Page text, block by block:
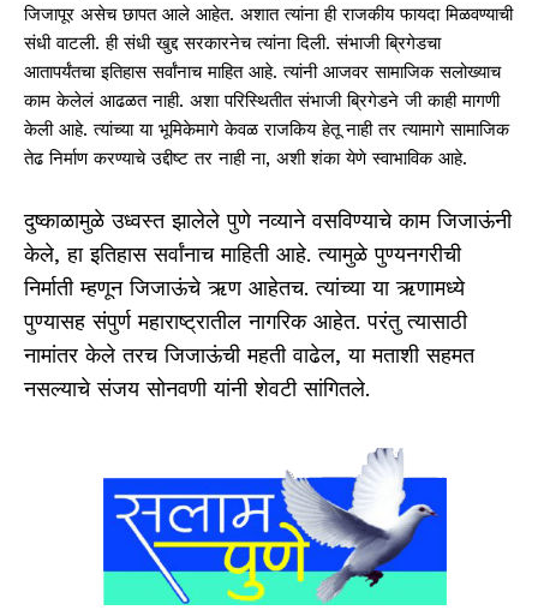
जिजापूर असेच छापत आले आहेत. अशात त्यांना ही राजकीय फायदा मिळवण्याची
संधी वाटली. ही संधी खुद्द सरकारनेच त्यांना दिली. संभाजी ब्रिगेडचा
आतापर्यंतचा इतिहास सर्वांनाच माहित आहे. त्यांनी आजवर सामाजिक सलोख्याच
काम केलेलं आढळत नाही. अशा परिस्थितीत संभाजी ब्रिगेडने जी काही मागणी
केली आहे. त्यांच्या या भूमिकेमागे केवळ राजकिय हेतू नाही तर त्यामागे सामाजिक
तेढ निर्माण करण्याचे उद्दीष्ट तर नाही ना, अशी शंका येणे स्वाभाविक आहे.
दुष्काळामुळे उध्वस्त झालेले पुणे नव्याने वसविण्याचे काम जिजाऊंनी
केले, हा इतिहास सर्वांनाच माहिती आहे. त्यामुळे पुण्यनगरीची
निर्माती म्हणून जिजाऊंचे ऋण आहेतच. त्यांच्या या ऋणामध्ये
पुण्यासह संपुर्ण महाराष्ट्रातील नागरिक आहेत. परंतु त्यासाठी
नामांतर केले तरच जिजाऊंची महती वाढेल, या मताशी सहमत
नसल्याचे संजय सोनवणी यांनी शेवटी सांगितले.